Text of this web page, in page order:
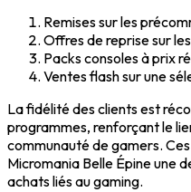
Remises sur les
Offres de reprise sur
Packs consoles à prix
Ventes flash sur une
La fidélité des clients est
programmes, renforçant le
communauté de gamers.
Micromania Belle Épine une
achats liés au gaming.